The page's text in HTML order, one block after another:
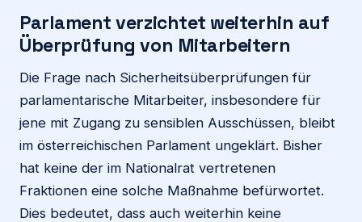
Parlament verzichtet weiterhin auf
Überprüfung von Mitarbeitern
Die Frage nach Sicherheitsüberprüfungen für
parlamentarische Mitarbeiter, insbesondere für
jene mit Zugang zu sensiblen Ausschüssen, bleibt
im österreichischen Parlament ungeklärt. Bisher
hat keine der im Nationalrat vertretenen
Fraktionen eine solche Maßnahme befürwortet.
Dies bedeutet, dass auch weiterhin keine